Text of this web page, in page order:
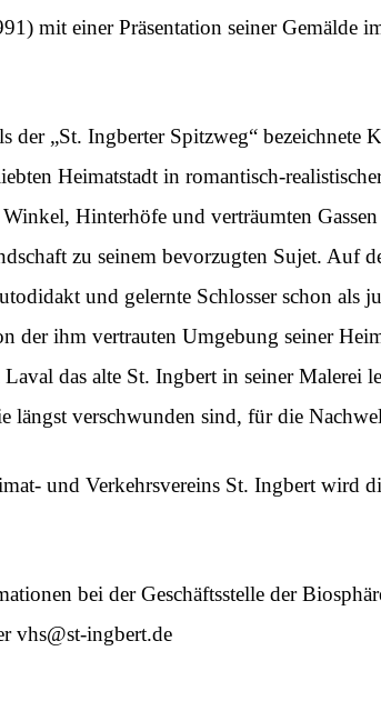
mit einer Präsentation seiner Gemälde
„St. Ingberter Spitzweg“ bezeichnete
Heimatstadt in romantisch-
Hinterhöfe und verträumten Gassen
zu seinem bevorzugten Sujet. Auf
und gelernte Schlosser schon als
der ihm vertrauten Umgebung seiner
das alte St. Ingbert in seiner Malerei
längst verschwunden sind, für die
und Verkehrsvereins St. Ingbert wird
bei der Geschäftsstelle der
vhs@st-ingbert.de